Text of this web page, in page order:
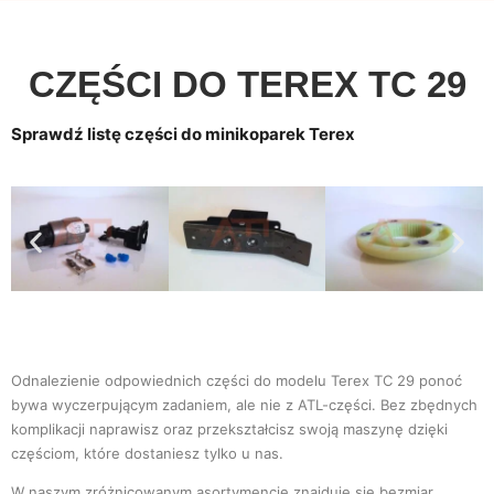
CZĘŚCI DO TEREX TC 29
Sprawdź listę części do minikoparek Terex
Odnalezienie odpowiednich części do modelu Terex TC 29 ponoć
bywa wyczerpującym zadaniem, ale nie z ATL-części. Bez zbędnych
komplikacji naprawisz oraz przekształcisz swoją maszynę dzięki
częściom, które dostaniesz tylko u nas.